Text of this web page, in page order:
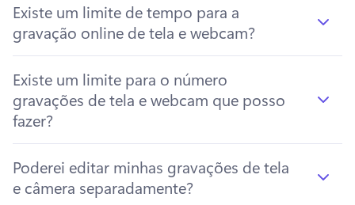
Existe um limite de tempo para a
gravação online de tela e webcam?
Existe um limite para o número
gravações de tela e webcam que posso
fazer?
Poderei editar minhas gravações de tela
e câmera separadamente?